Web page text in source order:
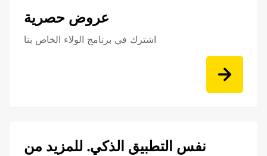
عروض حصرية
اشترك في برنامج الولاء الخاص بنا
نفس التطبيق الذكي. للمزيد من